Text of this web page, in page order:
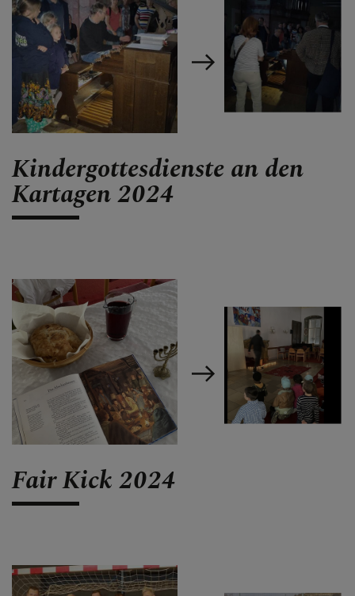
Kindergottesdienste an den
Kartagen 2024
Fair Kick 2024